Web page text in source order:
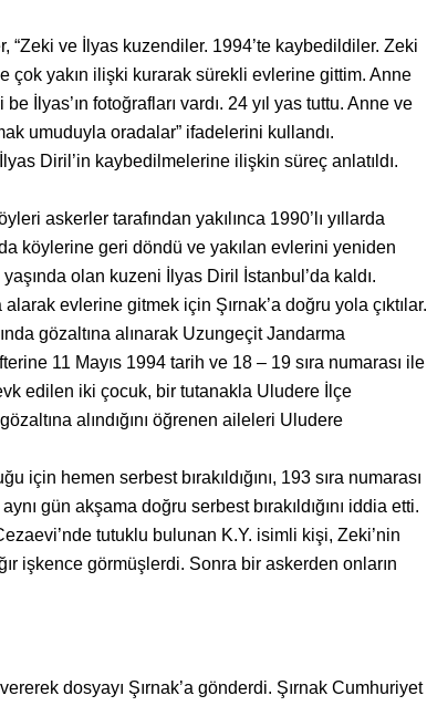
“Zeki ve İlyas kuzendiler. 1994’te kaybedildiler. Zeki
çok yakın ilişki kurarak sürekli evlerine gittim. Anne
İlyas’ın fotoğrafları vardı. 24 yıl yas tuttu. Anne ve
umuduyla oradalar” ifadelerini kullandı.
Diril’in kaybedilmelerine ilişkin süreç anlatıldı.
askerler tarafından yakılınca 1990’lı yıllarda
köylerine geri döndü ve yakılan evlerini yeniden
olan kuzeni İlyas Diril İstanbul’da kaldı.
evlerine gitmek için Şırnak’a doğru yola çıktılar.
gözaltına alınarak Uzungeçit Jandarma
11 Mayıs 1994 tarih ve 18 – 19 sıra numarası ile
edilen iki çocuk, bir tutanakla Uludere İlçe
alındığını öğrenen aileleri Uludere
için hemen serbest bırakıldığını, 193 sıra numarası
gün akşama doğru serbest bırakıldığını iddia etti.
tutuklu bulunan K.Y. isimli kişi, Zeki’nin
işkence görmüşlerdi. Sonra bir askerden onların
dosyayı Şırnak’a gönderdi. Şırnak Cumhuriyet